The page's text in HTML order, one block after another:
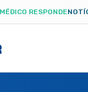
MÉDICO RESPONDE